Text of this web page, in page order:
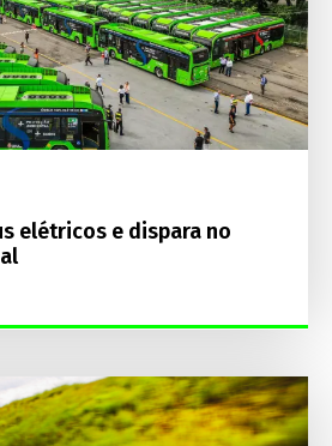
elétricos e dispara no